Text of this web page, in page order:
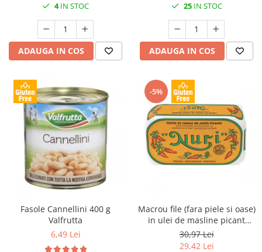
4IN STOC
ADAUGA IN COS
25IN STOC
ADAUGA IN COS
Fasole Cannellini 400 g
Valfrutta
6,49 Lei
-5%
Macrou file (fara piele si oase)
in ulei de masline picant
125gr Nuri
30,97 Lei
29,42 Lei